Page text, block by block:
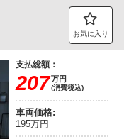
お気に入り
支払総額：
207万円
(消費税込)
車両価格:
195万円